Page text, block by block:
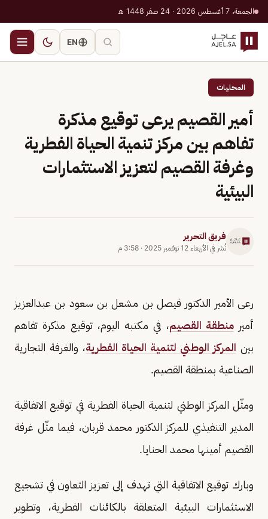
الجمعة، 7 أغسطس 2026 · 24 صفر 1448 هـ
EN
المحليات
أمير القصيم يرعى توقيع مذكرة
تفاهم بين مركز تنمية الحياة الفطرية
وغرفة القصيم لتعزيز الاستثمارات
البيئية
فريق التحرير
نُشر في الأربعاء 12 نوفمبر 2025 · 3:58 م
رعى الأمير الدكتور فيصل بن مشعل بن سعود بن عبدالعزيز
أميرمنطقة القصيم، في مكتبه اليوم، توقيع مذكرة تفاهم
بين المركز الوطني لتنمية الحياة الفطرية، والغرفة التجارية
الصناعية بمنطقة القصيم.
ومثّل المركز الوطني لتنمية الحياة الفطرية في توقيع الاتفاقية
المدير التنفيذي للمركز الدكتور محمد قربان، فيما مثّل غرفة
القصيم أمينها محمد الحنايا.
وبارك توقيع الاتفاقية التي تهدف إلى تعزيز التعاون في تشجيع
الاستثمارات البيئية المتعلقة بالكائنات الفطرية، وتطوير